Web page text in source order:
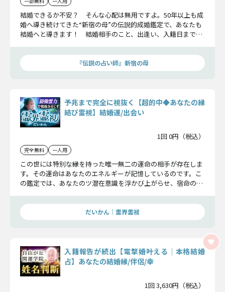
結婚できるか不安？ そんな心配は無用ですよ。50年以上も成
婚へ導き続けてきた“新宿の母”の伝説的成婚鑑定で、あなたも
結婚へと導きます！ 結婚相手のこと、出逢い、入籍日まで、
『伝説の占い師』新宿の母
予兆まで完全に視抜く【超的中◆あなたの縁
結び霊視】結婚運/出会い
1回 0円（税込）
完全無料 一人用
この世には特別な縁を持った唯一無二の運命の相手が存在しま
す。その運命はあなたのエネルギーが記憶しているのです。こ
の鑑定では、あなたのツ潜在意識を浮かび上がらせ、宿命の相
だいかん｜霊界霊視
入籍報告が続出【電撃婚叶える│本格結婚
占】あなたの結婚縁/伴侶/幸
1回 3,630円（税込）